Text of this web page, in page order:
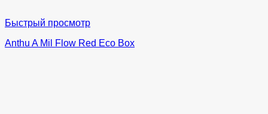
Быстрый просмотр
Anthu A Mil Flow Red Eco Box